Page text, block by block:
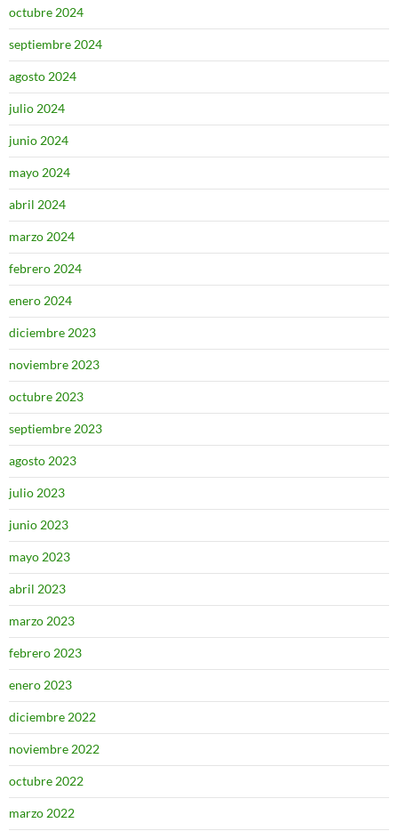
octubre 2024
septiembre 2024
agosto 2024
julio 2024
junio 2024
mayo 2024
abril 2024
marzo 2024
febrero 2024
enero 2024
diciembre 2023
noviembre 2023
octubre 2023
septiembre 2023
agosto 2023
julio 2023
junio 2023
mayo 2023
abril 2023
marzo 2023
febrero 2023
enero 2023
diciembre 2022
noviembre 2022
octubre 2022
marzo 2022